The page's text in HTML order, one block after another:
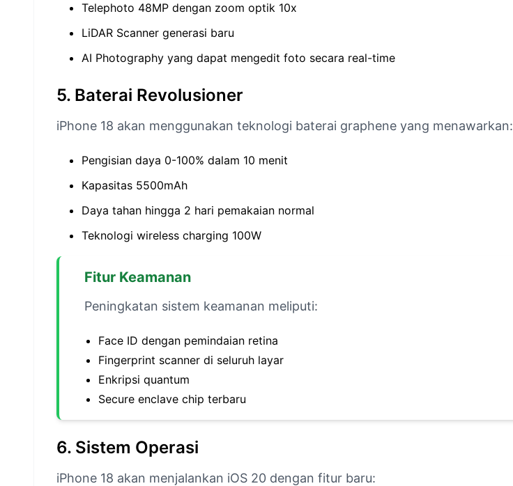
Telephoto 48MP dengan zoom optik 10x
LiDAR Scanner generasi baru
AI Photography yang dapat mengedit foto secara real-time
5. Baterai Revolusioner
iPhone 18 akan menggunakan teknologi baterai graphene yang menawarkan:
Pengisian daya 0-100% dalam 10 menit
Kapasitas 5500mAh
Daya tahan hingga 2 hari pemakaian normal
Teknologi wireless charging 100W
Fitur Keamanan
Peningkatan sistem keamanan meliputi:
Face ID dengan pemindaian retina
Fingerprint scanner di seluruh layar
Enkripsi quantum
Secure enclave chip terbaru
6. Sistem Operasi
iPhone 18 akan menjalankan iOS 20 dengan fitur baru: